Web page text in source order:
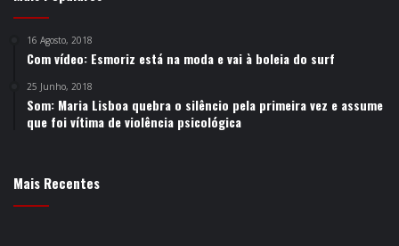
16 Agosto, 2018
Com vídeo: Esmoriz está na moda e vai à boleia do surf
25 Junho, 2018
Som: Maria Lisboa quebra o silêncio pela primeira vez e assume
que foi vítima de violência psicológica
Mais Recentes